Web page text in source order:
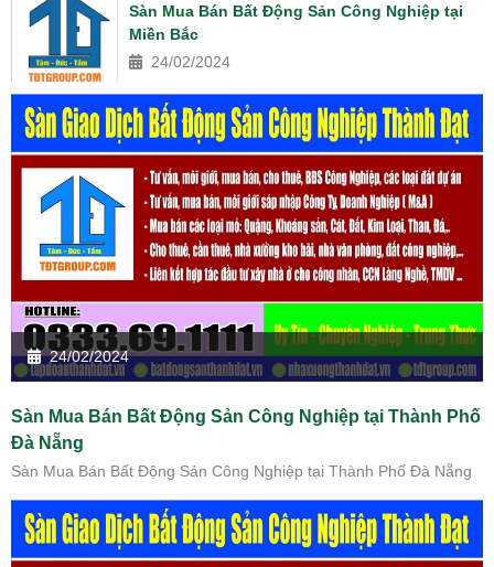
Sàn Mua Bán Bất Động Sản Công Nghiệp tại
Miền Bắc
24/02/2024
24/02/2024
Sàn Mua Bán Bất Động Sản Công Nghiệp tại Thành Phố
Đà Nẵng
Sàn Mua Bán Bất Động Sản Công Nghiệp tại Thành Phố Đà Nẵng